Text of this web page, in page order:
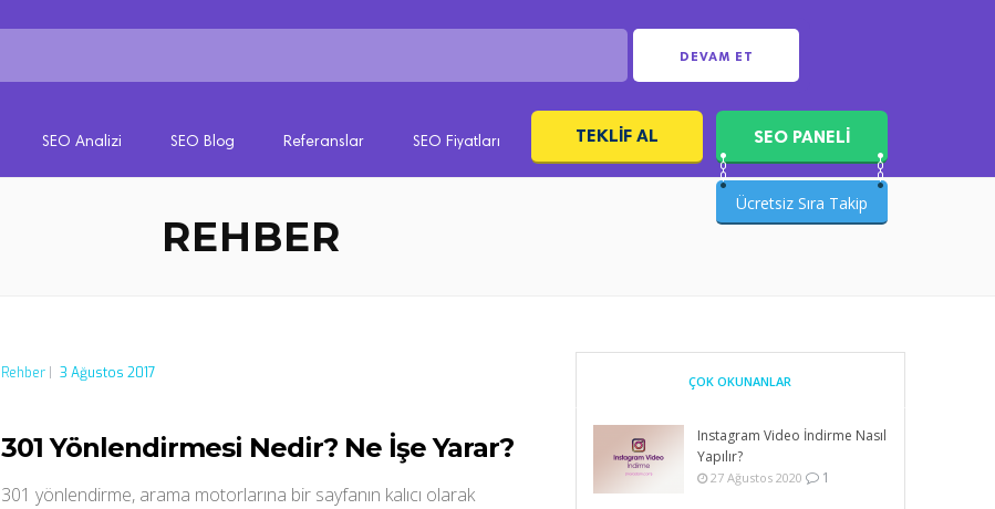
DEVAM ET
SEO Analizi SEO Blog Referanslar SEO Fiyatları TEKLIF AL SEO PANELİ
Ücretsiz Sıra Takip
REHBER
Rehber 3 Ağustos 2017
301 Yönlendirmesi Nedir? Ne İşe Yarar?
301 yönlendirme, arama motorlarına bir sayfanın kalıcı olarak
ÇOK OKUNANLAR
Instagram Video İndirme Nasıl
Yapılır?
27 Ağustos 2020 1